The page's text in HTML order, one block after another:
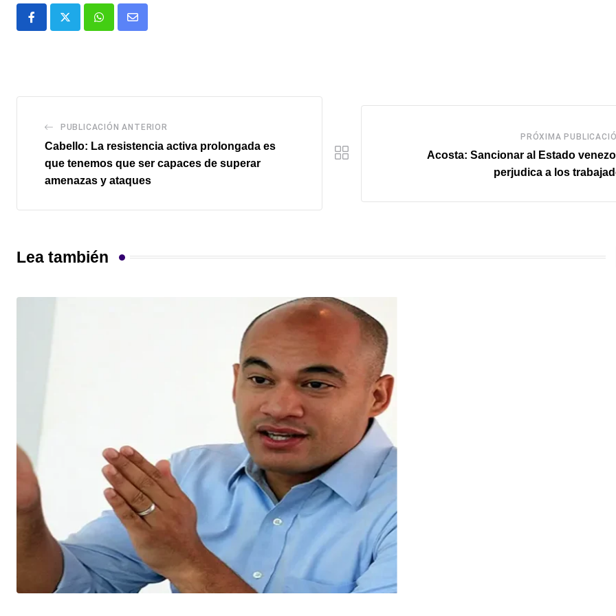
WhatsappComparte
PUBLICACIÓN ANTERIOR
Cabello: La resistencia activa prolongada es
que tenemos que ser capaces de superar
amenazas y ataques
PRÓXIMA
Acosta: Sancionar al Estado
perjudica a los
Lea también